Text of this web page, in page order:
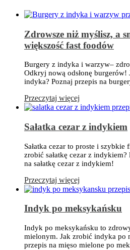
Zdrowsze niż myślisz, a
większość fast foodów
Burgery z indyka i warzyw–
Odkryj nową odsłonę
indyka? Poznaj przepis na
Przeczytaj więcej
Sałatka cezar z indykiem
Sałatka cezar to proste i
zrobić sałatkę cezar z
na sałatkę cezar z indykiem!
Przeczytaj więcej
Indyk po meksykańsku
Indyk po meksykańsku to
mielonym. Jak zrobić indyka po
przepis na mięso mielone po